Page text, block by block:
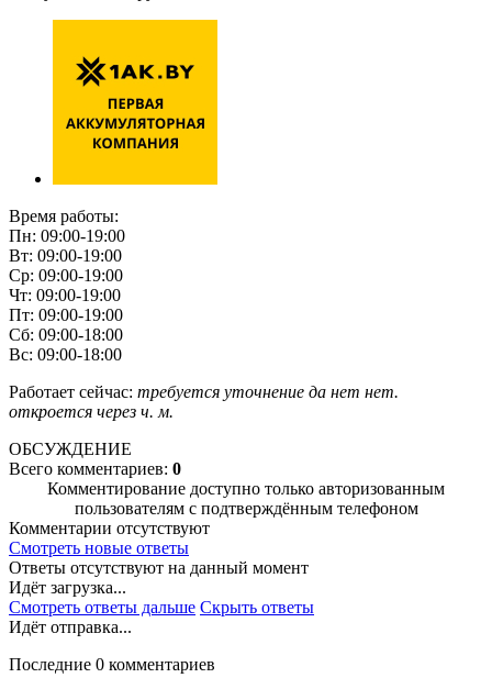
Время работы:
Пн: 09:00-19:00
Вт: 09:00-19:00
Ср: 09:00-19:00
Чт: 09:00-19:00
Пт: 09:00-19:00
Сб: 09:00-18:00
Вс: 09:00-18:00
Работает сейчас: требуется уточнение да нет нет.
откроется через ч. м.
ОБСУЖДЕНИЕ
Всего комментариев: 0
Комментирование доступно только авторизованным
пользователям с подтверждённым телефоном
Комментарии отсутствуют
Смотреть новые ответы
Ответы отсутствуют на данный момент
Идёт загрузка...
Смотреть ответы дальше Скрыть ответы
Идёт отправка...
Последние 0 комментариев